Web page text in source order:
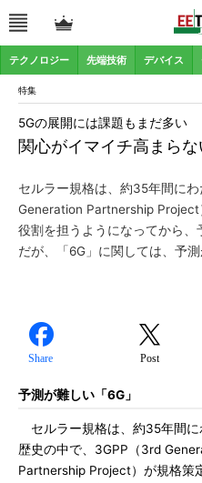
テクノロジー 先端技術 デバイス
特集
関心がイマイチ高まら
5Gの展開には課題もまだ多い
セルラー規格は、約35年間に
Generation Partnership
役割を担うようになってから、
だが、「6G」に関しては、予測
Share Post
予測が難しい「6G」
セルラー規格は、約35年間に
歴史の中で、3GPP（3rd
Partnership Project）が規格策